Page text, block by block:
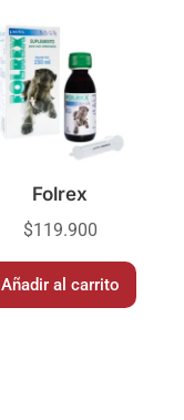
Folrex
$119.900
Añadir al carrito